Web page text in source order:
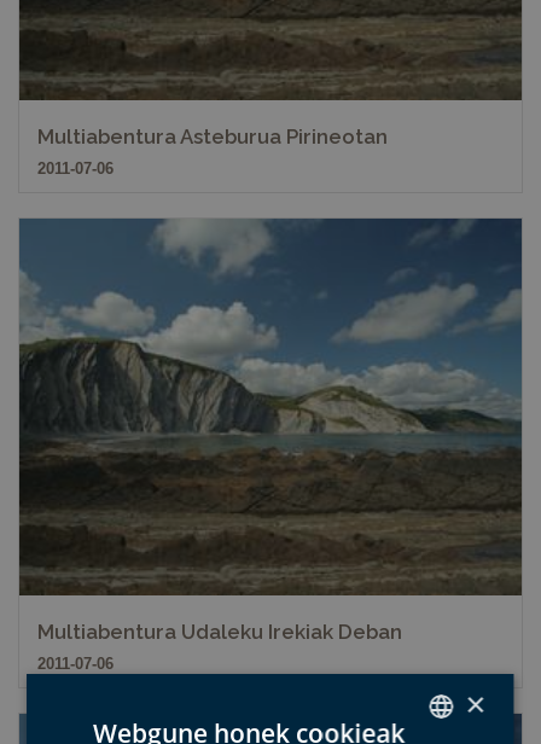
Multiabentura Asteburua Pirineotan
2011-07-06
Multiabentura Udaleku Irekiak Deban
2011-07-06
×
Webgune honek cookieak